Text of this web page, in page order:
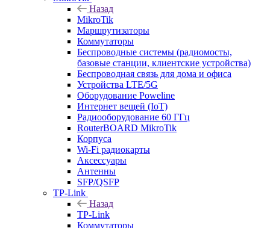
Назад
MikroTik
Маршрутизаторы
Коммутаторы
Беспроводные системы (радиомосты,
базовые станции, клиентские устройства)
Беспроводная связь для дома и офиса
Устройства LTE/5G
Оборудование Poweline
Интернет вещей (IoT)
Радиооборудование 60 ГГц
RouterBOARD MikroTik
Корпуса
Wi-Fi радиокарты
Аксессуары
Антенны
SFP/QSFP
TP-Link
Назад
TP-Link
Коммутаторы